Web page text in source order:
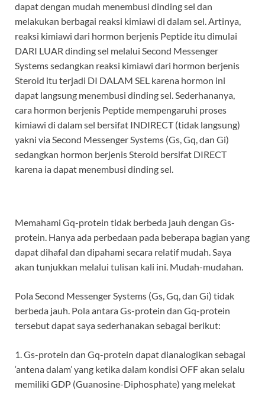
dapat dengan mudah menembusi dinding sel dan
melakukan berbagai reaksi kimiawi di dalam sel. Artinya,
reaksi kimiawi dari hormon berjenis Peptide itu dimulai
DARI LUAR dinding sel melalui Second Messenger
Systems sedangkan reaksi kimiawi dari hormon berjenis
Steroid itu terjadi DI DALAM SEL karena hormon ini
dapat langsung menembusi dinding sel. Sederhananya,
cara hormon berjenis Peptide mempengaruhi proses
kimiawi di dalam sel bersifat INDIRECT (tidak langsung)
yakni via Second Messenger Systems (Gs, Gq, dan Gi)
sedangkan hormon berjenis Steroid bersifat DIRECT
karena ia dapat menembusi dinding sel.
Memahami Gq-protein tidak berbeda jauh dengan Gs-
protein. Hanya ada perbedaan pada beberapa bagian yang
dapat dihafal dan dipahami secara relatif mudah. Saya
akan tunjukkan melalui tulisan kali ini. Mudah-mudahan.
Pola Second Messenger Systems (Gs, Gq, dan Gi) tidak
berbeda jauh. Pola antara Gs-protein dan Gq-protein
tersebut dapat saya sederhanakan sebagai berikut:
1. Gs-protein dan Gq-protein dapat dianalogikan sebagai
‘antena dalam’ yang ketika dalam kondisi OFF akan selalu
memiliki GDP (Guanosine-Diphosphate) yang melekat